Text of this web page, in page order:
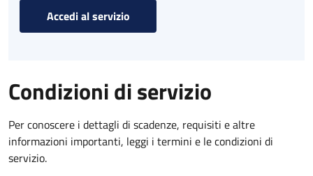
Accedi al servizio
Condizioni di servizio
Per conoscere i dettagli di scadenze, requisiti e altre
informazioni importanti, leggi i termini e le condizioni di
servizio.